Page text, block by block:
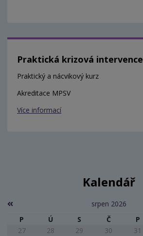
Praktická krizová intervence
Praktický a nácvikový kurz
Akreditace MPSV
Více informací
Kalendář
srpen 2026
P
Ú S Č P
27
28 29 30 31